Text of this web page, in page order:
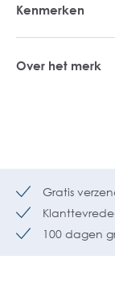
Kenmerken
Over het merk
Gratis
100 dagen